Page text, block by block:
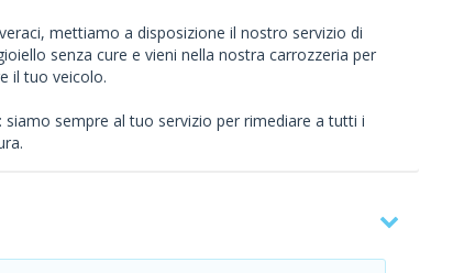
mettiamo a disposizione il nostro servizio di
senza cure e vieni nella nostra carrozzeria per
il tuo veicolo.
siamo sempre al tuo servizio per rimediare a tutti i